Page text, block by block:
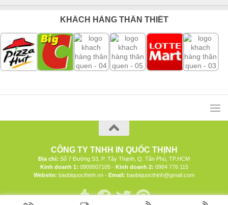
KHÁCH HÀNG THÂN THIẾT
CÔNG TY TNHH IN QUỐC THỊNH
Địa chỉ: Số 7 Đường S3, P. Tây Thạnh, Q. Tân Phú, TP.HCM
Kinh doanh 1: 0909507105 - Kinh doanh 2: 0984 776 115
Website: baobiquocthinh.vn - Email: baobiquocthinh@gmail.com